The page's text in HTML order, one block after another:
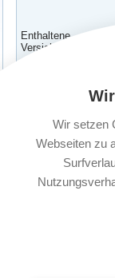
Enthaltene
Versicherungen:
Kündigungsfrist:
Wir setzen
Webseiten zu